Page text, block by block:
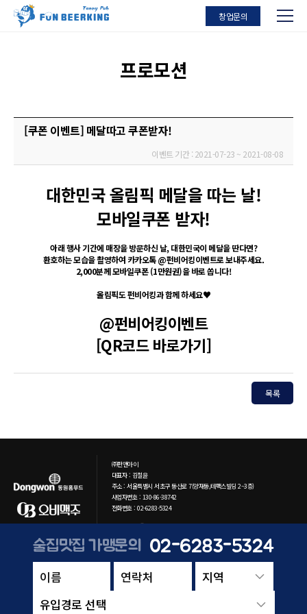
창업문의
술집맛집 가맹문의 02-6283-5324
유입경로 선택
프로모션
[쿠폰 이벤트] 메달따고 쿠폰받자!
이벤트 기간 : 2021-07-23 ~ 2021-08-08
대한민국 올림픽 메달을 따는 날!
모바일쿠폰 받자!
아래 행사 기간에 매장을 방문하신 날, 대한민국이 메달을 딴다면?
환호하는 모습을 촬영하여 카카오톡 @펀비어킹이벤트로 보내주세요.
2,000분께 모바일쿠폰 (1만원권)을 바로 쏩니다!
올림픽도 펀비어킹과 함께 하세요♥
@펀비어킹이벤트
[QR코드 바로가기]
목록
㈜펀앤아이
대표자 : 김철윤
주소 : 서울특별시 서초구 동산로 7(양재동,테팩스빌딩 2~3층)
사업자번호 : 130-86-38742
전화번호 : 02-6283-5324
Copyright ⓒ 2021 funni Co. All rights reserved.